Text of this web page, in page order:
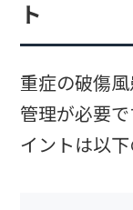
ト
重症の破傷
管理が必要
イントは以下